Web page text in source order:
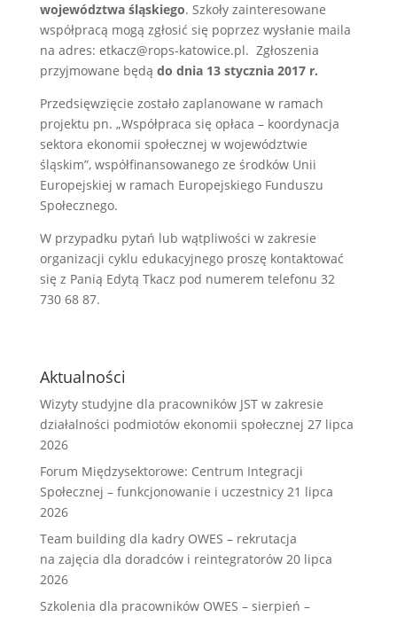
województwa śląskiego. Szkoły zainteresowane
współpracą mogą zgłosić się poprzez wysłanie maila
na adres: etkacz@rops-katowice.pl. Zgłoszenia
przyjmowane będą do dnia 13 stycznia 2017 r.
Przedsięwzięcie zostało zaplanowane w ramach
projektu pn. „Współpraca się opłaca – koordynacja
sektora ekonomii społecznej w województwie
śląskim”, współfinansowanego ze środków Unii
Europejskiej w ramach Europejskiego Funduszu
Społecznego.
W przypadku pytań lub wątpliwości w zakresie
organizacji cyklu edukacyjnego proszę kontaktować
się z Panią Edytą Tkacz pod numerem telefonu 32
730 68 87.
Aktualności
Wizyty studyjne dla pracowników JST w zakresie
działalności podmiotów ekonomii społecznej 27 lipca
2026
Forum Międzysektorowe: Centrum Integracji
Społecznej – funkcjonowanie i uczestnicy 21 lipca
2026
Team building dla kadry OWES – rekrutacja
na zajęcia dla doradców i reintegratorów 20 lipca
2026
Szkolenia dla pracowników OWES – sierpień –